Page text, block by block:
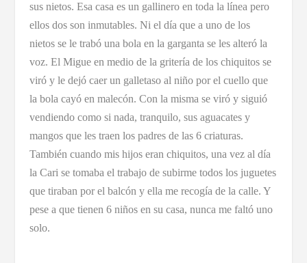
sus nietos. Esa casa es un gallinero en toda la línea pero
ellos dos son inmutables. Ni el día que a uno de los
nietos se le trabó una bola en la garganta se les alteró la
voz. El Migue en medio de la gritería de los chiquitos se
viró y le dejó caer un galletaso al niño por el cuello que
la bola cayó en malecón. Con la misma se viró y siguió
vendiendo como si nada, tranquilo, sus aguacates y
mangos que les traen los padres de las 6 criaturas.
También cuando mis hijos eran chiquitos, una vez al día
la Cari se tomaba el trabajo de subirme todos los juguetes
que tiraban por el balcón y ella me recogía de la calle. Y
pese a que tienen 6 niños en su casa, nunca me faltó uno
solo.